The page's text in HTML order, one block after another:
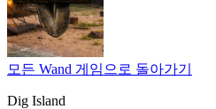
모든 Wand 게임으로 돌아가기
Dig Island